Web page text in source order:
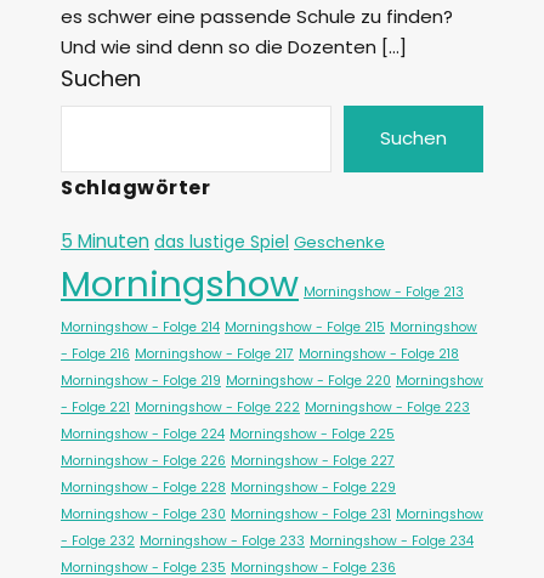
es schwer eine passende Schule zu finden?
Und wie sind denn so die Dozenten […]
Suchen
Suchen
Schlagwörter
5 Minuten das lustige Spiel Geschenke
Morningshow Morningshow - Folge 213
Morningshow - Folge 214 Morningshow - Folge 215 Morningshow
- Folge 216 Morningshow - Folge 217 Morningshow - Folge 218
Morningshow - Folge 219 Morningshow - Folge 220 Morningshow
- Folge 221 Morningshow - Folge 222 Morningshow - Folge 223
Morningshow - Folge 224 Morningshow - Folge 225
Morningshow - Folge 226 Morningshow - Folge 227
Morningshow - Folge 228 Morningshow - Folge 229
Morningshow - Folge 230 Morningshow - Folge 231 Morningshow
- Folge 232 Morningshow - Folge 233 Morningshow - Folge 234
Morningshow - Folge 235 Morningshow - Folge 236